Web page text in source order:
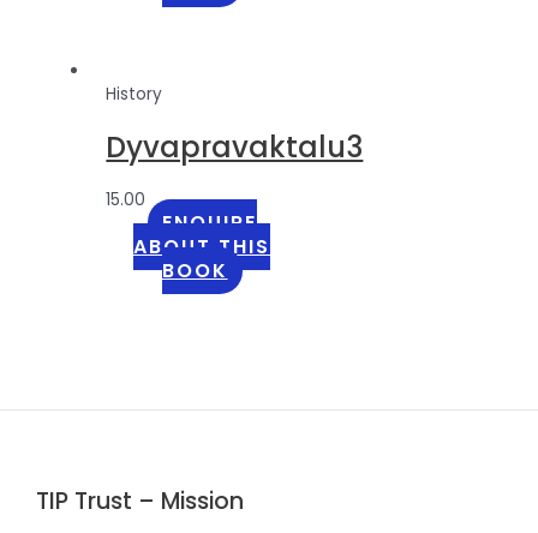
History
Dyvapravaktalu3
15.00
ENQUIRE
ABOUT THIS
BOOK
TIP Trust – Mission